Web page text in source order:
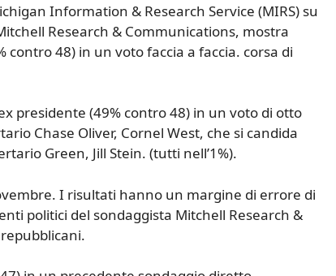
Information & Research Service (MIRS) su
Research & Communications, mostra
48) in un voto faccia a faccia. corsa di
presidente (49% contro 48) in un voto di otto
Chase Oliver, Cornel West, che si candida
Green, Jill Stein. (tutti nell’1%).
I risultati hanno un margine di errore di
politici del sondaggista Mitchell Research &